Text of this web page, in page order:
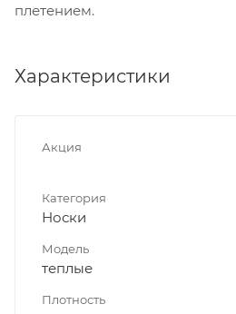
плетением.
Характеристики
Акция
Категория
Носки
Модель
теплые
Плотность